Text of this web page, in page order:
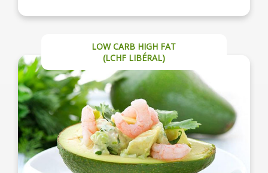
LOW CARB HIGH FAT
(LCHF LIBÉRAL)